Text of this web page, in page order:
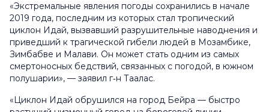
«Экстремальные явления погоды сохранились в начале
2019 года, последним из которых стал тропический
циклон Идай, вызвавший разрушительные наводнения и
приведший к трагической гибели людей в Мозамбике,
Зимбабве и Малави. Он может стать одним из самых
смертоносных бедствий, связанных с погодой, в южном
полушарии», — заявил г‑н Таалас.
«Циклон Идай обрушился на город Бейра — быстро